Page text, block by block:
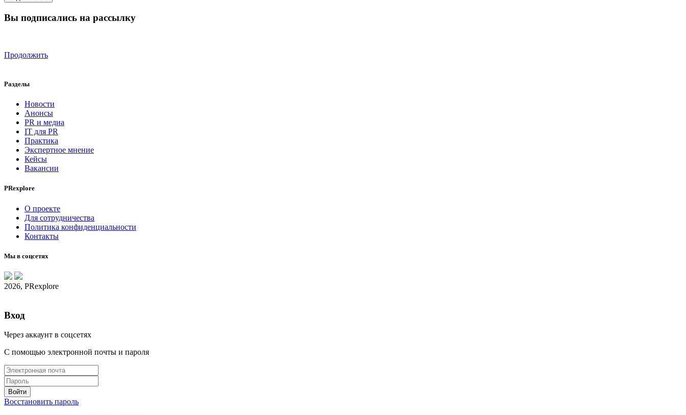
Вы подписались на рассылку
Продолжить
Разделы
Новости
Анонсы
PR и медиа
IT для PR
Практика
Экспертное мнение
Кейсы
Вакансии
PRexplore
О проекте
Для сотрудничества
Политика конфиденциальности
Контакты
Мы в соцсетях
2026, PRexplore
Вход
Через аккаунт в соцсетях
С помощью электронной почты и пароля
Восстановить пароль